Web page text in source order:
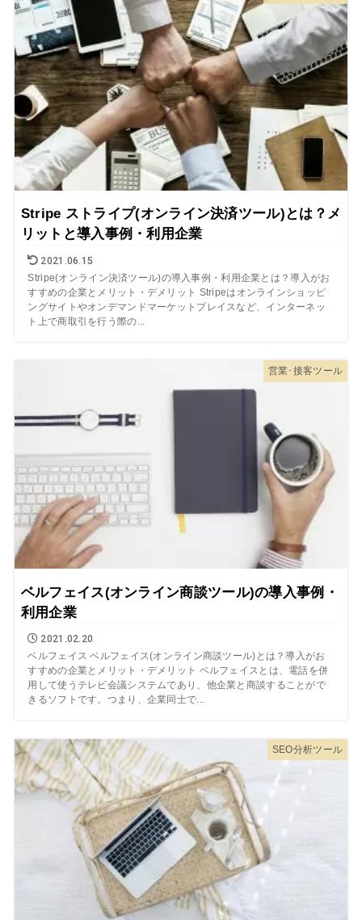
Stripe ストライプ(オンライン決済ツール)とは？メ
リットと導入事例・利用企業
2021.06.15
Stripe(オンライン決済ツール)の導入事例・利用企業とは？導入がお
すすめの企業とメリット・デメリット Stripeはオンラインショッピ
ングサイトやオンデマンドマーケットプレイスなど、インターネッ
ト上で商取引を行う際の...
営業･接客ツール
ベルフェイス(オンライン商談ツール)の導入事例・
利用企業
2021.02.20
ベルフェイス ベルフェイス(オンライン商談ツール)とは？導入がお
すすめの企業とメリット・デメリット ベルフェイスとは、電話を併
用して使うテレビ会議システムであり、他企業と商談することがで
きるソフトです。つまり、企業同士で...
SEO分析ツール